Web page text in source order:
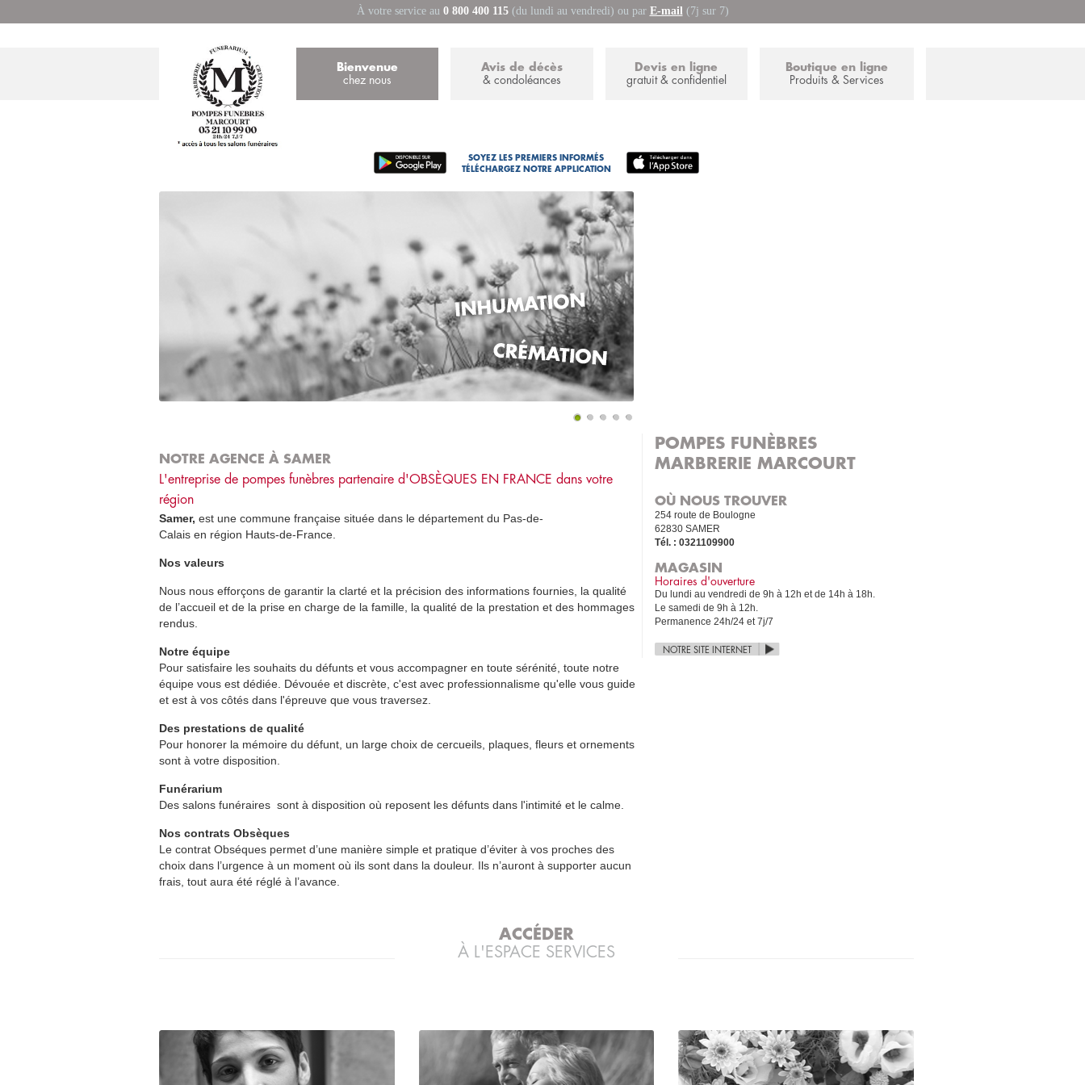
À votre service au 0 800 400 115(du lundi au vendredi) ou par E-mail(7j sur 7)
Bienvenue
chez nous
Avis de décès
& condoléances
Devis en ligne
gratuit & confidentiel
Boutique en ligne
Produits & Services
SOYEZ LES PREMIERS INFORMÉS
TÉLÉCHARGEZ NOTRE APPLICATION
et obtenez un tarif dans les meilleurs délais
LE DÉCÈS DE VOTRE PROCHE
VIENT DE SURVENIR
DEVIS URGENT
NOTRE AGENCE À SAMER
L'entreprise de pompes funèbres partenaire d'OBSÈQUES EN FRANCE dans votre
région
Samer, est une commune française située dans le département du Pas-de-
Calais en région Hauts-de-France.
Nos valeurs
Nous nous efforçons de garantir la clarté et la précision des informations fournies, la qualité
de l’accueil et de la prise en charge de la famille, la qualité de la prestation et des hommages
rendus.
Notre équipe
Pour satisfaire les souhaits du défunts et vous accompagner en toute sérénité, toute notre
équipe vous est dédiée. Dévouée et discrète, c'est avec professionnalisme qu'elle vous guide
et est à vos côtés dans l'épreuve que vous traversez.
Des prestations de qualité
Pour honorer la mémoire du défunt, un large choix de cercueils, plaques, fleurs et ornements
sont à votre disposition.
Funérarium
Des salons funéraires sont à disposition où reposent les défunts dans l'intimité et le calme.
Nos contrats Obsèques
Le contrat Obséques permet d’une manière simple et pratique d’éviter à vos proches des
choix dans l’urgence à un moment où ils sont dans la douleur. Ils n’auront à supporter aucun
frais, tout aura été réglé à l’avance.
POMPES FUNÈBRES
MARBRERIE MARCOURT
OÙ NOUS TROUVER
254 route de Boulogne
62830 SAMER
Tél. :0321109900
MAGASIN
Horaires d'ouverture
Du lundi au vendredi de 9h à 12h et de 14h à 18h.
Le samedi de 9h à 12h.
Permanence 24h/24 et 7j/7
NOTRE SITE INTERNET
ACCÉDER
À L'ESPACE SERVICES